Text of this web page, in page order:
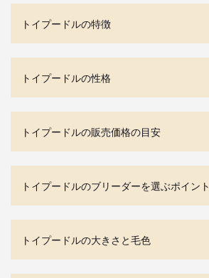
トイプードルの特徴
トイプードルの性格
トイプードルの販売価格の目安
トイプードルのブリーダーを選ぶポイント
トイプードルの大きさと毛色